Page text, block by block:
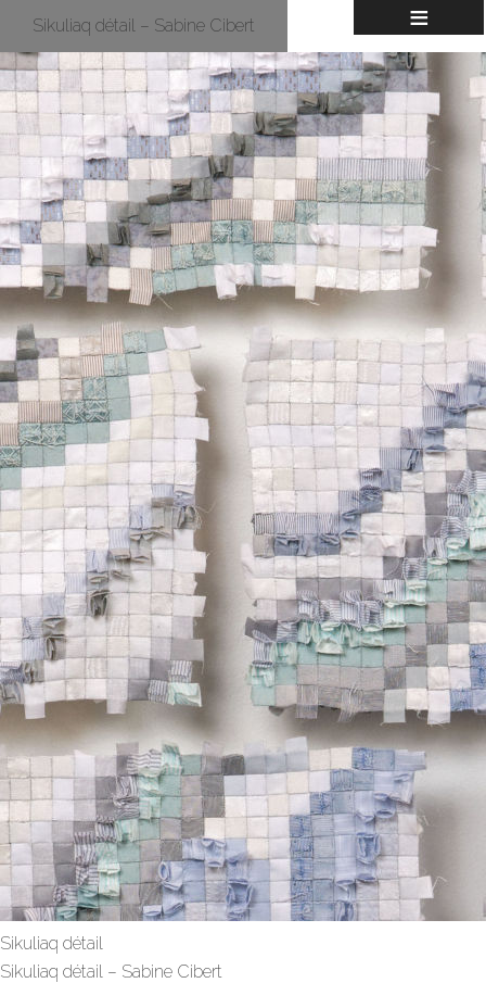
≡
Sikuliaq détail – Sabine Cibert
Sikuliaq détail
Sikuliaq détail – Sabine Cibert